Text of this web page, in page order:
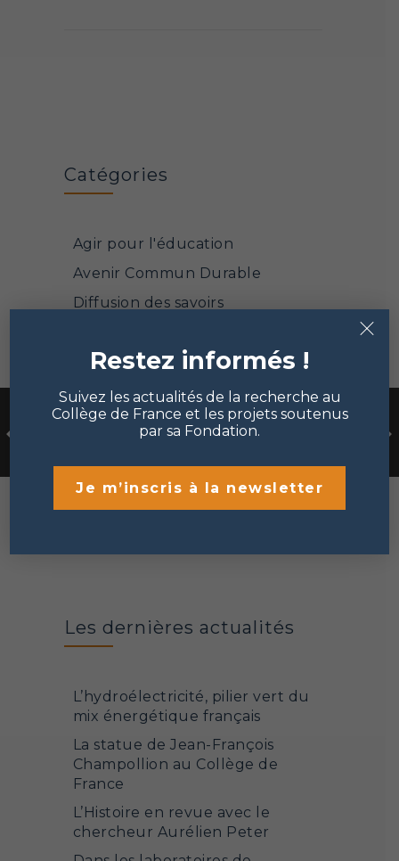
Catégories
Agir pour l'éducation
Avenir Commun Durable
Diffusion des savoirs
Mathématiques et sciences
Mécénat et philanthropie
Points de vue
Portrait de chercheur
Sciences de la matière et de la
Les dernières actualités
L’hydroélectricité, pilier vert du
mix énergétique français
La statue de Jean-François
Champollion au Collège de
France
L’Histoire en revue avec le
chercheur Aurélien Peter
Restez informés !
Suivez les actualités de la recherche au
Collège de France et les projets soutenus
par sa Fondation.
Je m’inscris à la newsletter
×